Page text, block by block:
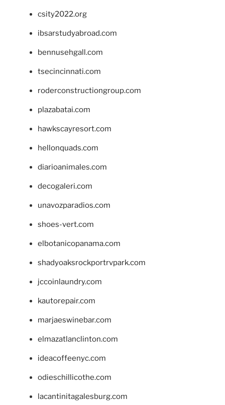
csity2022.org
ibsarstudyabroad.com
bennusehgall.com
tsecincinnati.com
roderconstructiongroup.com
plazabatai.com
hawkscayresort.com
hellonquads.com
diarioanimales.com
decogaleri.com
unavozparadios.com
shoes-vert.com
elbotanicopanama.com
shadyoaksrockportrvpark.com
jccoinlaundry.com
kautorepair.com
marjaeswinebar.com
elmazatlanclinton.com
ideacoffeenyc.com
odieschillicothe.com
lacantinitagalesburg.com